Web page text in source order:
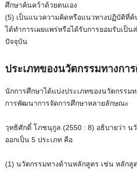
ศึกษาค้นคว้าด้วยตนเอง
(5) เป็นแนวความคิดหรือแนวทางปฏิบัติที่ค้
ได้ทำการเผยแพร่หรือได้รับการยอมรับเป็
ปัจจุบัน
ประเภทของนวัตกรรมทางกา
นักการศึกษาได้แบ่งประเภทของนวัตกรรม
การพัฒนาการจัดการศึกษาหลายลักษณะ
วุทธิศักดิ์ โภชนุกูล (2550 : 8) อธิบายว่า น
ออกเป็น 5 ประเภท คือ
(1) นวัตกรรมทางด้านหลักสูตร เช่น หลักสู